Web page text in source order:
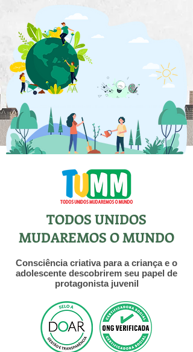
TODOS UNIDOS
MUDAREMOS O MUNDO
Consciência criativa para a criança e o
adolescente descobrirem seu papel de
protagonista juvenil